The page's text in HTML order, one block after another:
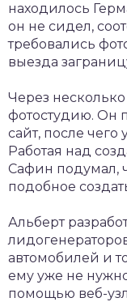
находилось
он не сидел,
требовались
выезда
Через
фотостудию. Он
сайт, после
Работая над
Сафин подумал,
подобное
Альберт
автомобилей и
ему уже не
помощью веб-